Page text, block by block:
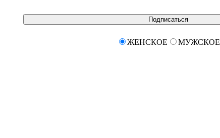
Подписаться
ЖЕНСКОЕ МУЖСКОЕ